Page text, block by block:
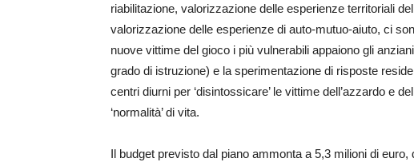
riabilitazione, valorizzazione delle esperienze territoriali
valorizzazione delle esperienze di auto-mutuo-aiuto, ci
nuove vittime del gioco i più vulnerabili appaiono gli
grado di istruzione) e la sperimentazione di risposte
centri diurni per ‘disintossicare’ le vittime dell’azzardo e
‘normalità’ di vita.
Il budget previsto dal piano ammonta a 5,3 milioni di